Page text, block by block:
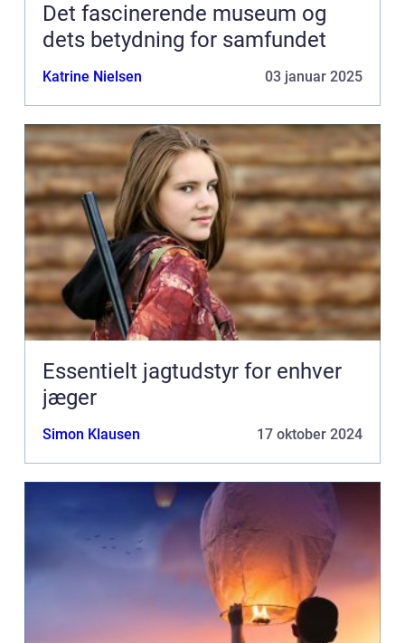
Det fascinerende museum og
dets betydning for samfundet
Katrine Nielsen 03 januar 2025
Essentielt jagtudstyr for enhver
jæger
Simon Klausen 17 oktober 2024